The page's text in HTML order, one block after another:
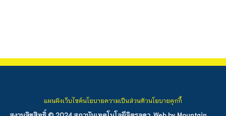
แผนผังเว็บไซต์นโยบายความเป็นส่วนตัวนโยบายคุกกี้